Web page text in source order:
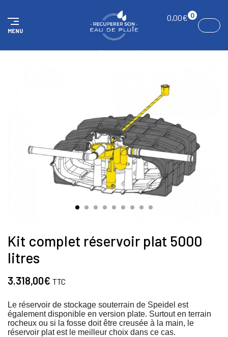
MENU
0,00€ 0
Kit complet réservoir plat 5000
litres
3.318,00€ TTC
Le réservoir de stockage souterrain de Speidel est
également disponible en version plate. Surtout en terrain
rocheux ou si la fosse doit être creusée à la main, le
réservoir plat est le meilleur choix dans ce cas.